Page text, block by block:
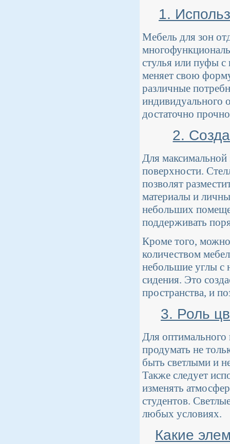
1.
Мебель для зон
стулья или пуфы
меняет свою
различные
индивидуального
достаточно
2.
Для максимальной
поверхности.
позволят
материалы и
небольших
поддерживать
Кроме того,
количеством
небольшие углы с
сидения. Это
пространства, и
3. Роль
Для оптимального
продумать не
быть светлыми и
Также следует
изменять
студентов.
любых условиях.
Какие